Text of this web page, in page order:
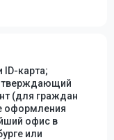
ID-карта;
(для граждан
оформления
офис в
или